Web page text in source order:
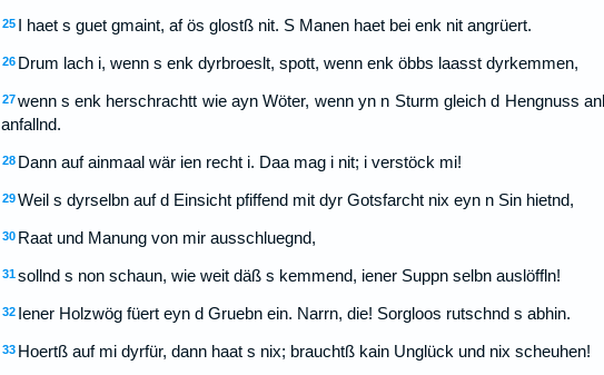
25 I haet s guet gmaint, af ös glostß nit. S Manen haet bei enk nit angrüert.
26 Drum lach i, wenn s enk dyrbroeslt, spott, wenn enk öbbs laasst dyrkemmen,
27 wenn s enk herschrachtt wie ayn Wöter, wenn yn n Sturm gleich d Hengnuss
anfallnd.
28 Dann auf ainmaal wär ien recht i. Daa mag i nit; i verstöck mi!
29 Weil s dyrselbn auf d Einsicht pfiffend mit dyr Gotsfarcht nix eyn n Sin hietnd,
30 Raat und Manung von mir ausschluegnd,
31 sollnd s non schaun, wie weit däß s kemmend, iener Suppn selbn auslöffln!
32 Iener Holzwög füert eyn d Gruebn ein. Narrn, die! Sorgloos rutschnd s abhin.
33 Hoertß auf mi dyrfür, dann haat s nix; brauchtß kain Unglück und nix scheuhen!